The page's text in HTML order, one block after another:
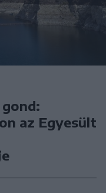
az Egyesült